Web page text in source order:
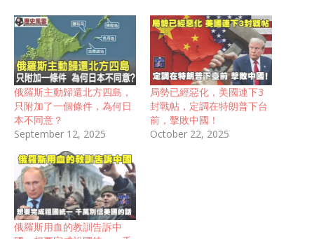
俄羅斯主動歸還北方四島，
只附加了一個條件，為何日
本不同意？
September 12, 2025
局勢已經惡化，美國連下3
封戰帖，定調在特朗普下台
前，擊敗中國！
October 22, 2025
俄羅斯用血的教訓告訴中